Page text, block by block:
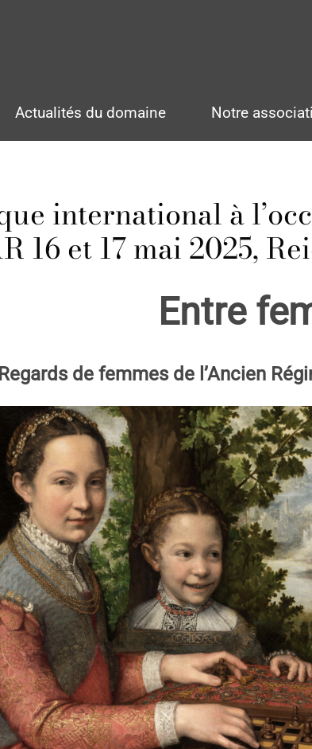
Actualités du domaine Notre
international à
16 et 17 mai 2025,
Entre
Regards de femmes de l’Ancien